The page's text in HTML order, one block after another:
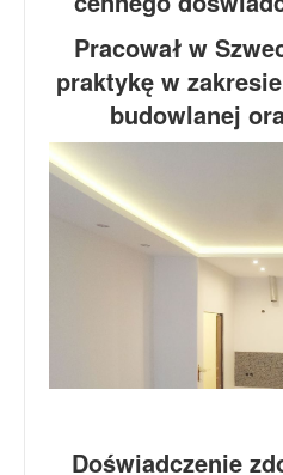
Pracował w
praktykę w
budowlanej
Doświadczenie